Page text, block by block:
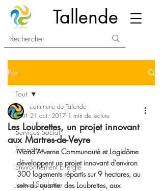
Tallende
Post
Tout
Services Social
Economie
Environnement Energie
Jeunes Scolaire
Tout
Les Loubrettes, un projet innovant
aux Martres-de-Veyre
commune de Tallende
21 oct. 2017 1 min de lecture
Mond’Arverne Communauté et Logidôme
développent un projet innovant d’environ
300 logements répartis sur 9 hectares, au
sein du quartier des Loubrettes, aux